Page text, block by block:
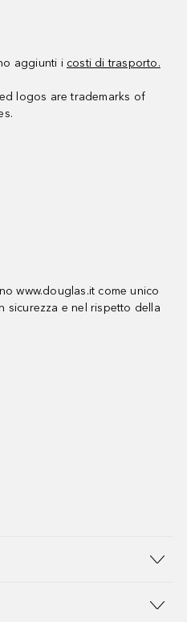
aggiunti i costi di trasporto.
logos are trademarks of
www.douglas.it come unico
sicurezza e nel rispetto della